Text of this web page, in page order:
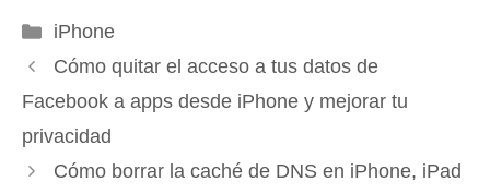
Categorías
iPhone
Cómo quitar el acceso a tus datos de
Facebook a apps desde iPhone y mejorar tu
privacidad
Cómo borrar la caché de DNS en iPhone, iPad